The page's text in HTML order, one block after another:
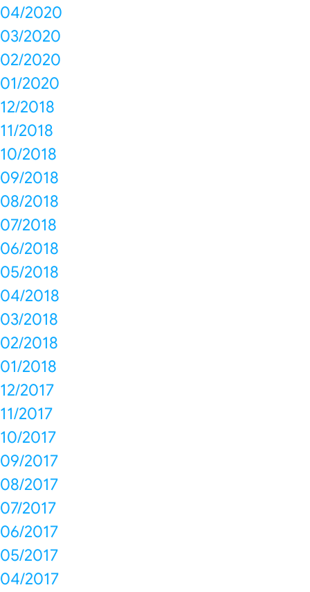
04/2020
03/2020
02/2020
01/2020
12/2018
11/2018
10/2018
09/2018
08/2018
07/2018
06/2018
05/2018
04/2018
03/2018
02/2018
01/2018
12/2017
11/2017
10/2017
09/2017
08/2017
07/2017
06/2017
05/2017
04/2017